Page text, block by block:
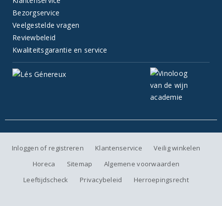
Bezorgservice
Veelgestelde vragen
Reviewbeleid
Kwaliteitsgarantie en service
Inloggen of registreren Klantenservice
Veilig winkelen
Horeca
Sitemap
Algemene voorwaarden
Leeftijdscheck
Privacybeleid Herroepingsrecht